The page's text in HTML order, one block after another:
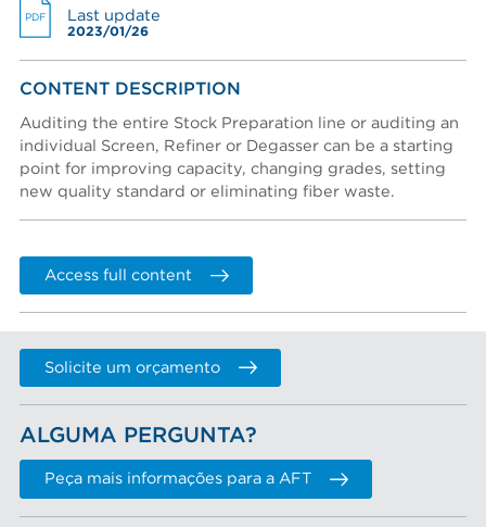
Crie uma conta
I created an account, but it was not activated. Resend
activation email.
Nome *
Titulo
Departamento
Telefone
EMPRESA
Company (Filtered from your email)
Not in this list
Empresa *
Password reset instructions will be sent to your email
Account activation instructions will be sent to your
PDF Last update
2023/01/26
CONTENT DESCRIPTION
Auditing the entire Stock Preparation line or auditing an
individual Screen, Refiner or Degasser can be a starting
point for improving capacity, changing grades, setting
new quality standard or eliminating fiber waste.
Access full content
Solicite um orçamento
ALGUMA PERGUNTA?
Peça mais informações para a AFT